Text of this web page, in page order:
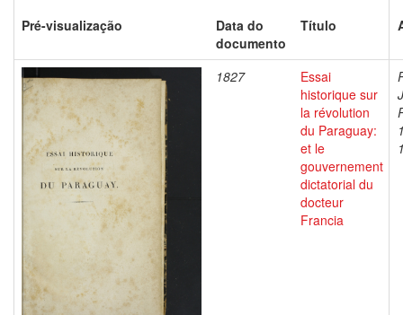
Pré-visualização
Data do
documento
Título
1827
Essai
historique sur
la révolution
du Paraguay:
et le
gouvernement
dictatorial du
docteur
Francia